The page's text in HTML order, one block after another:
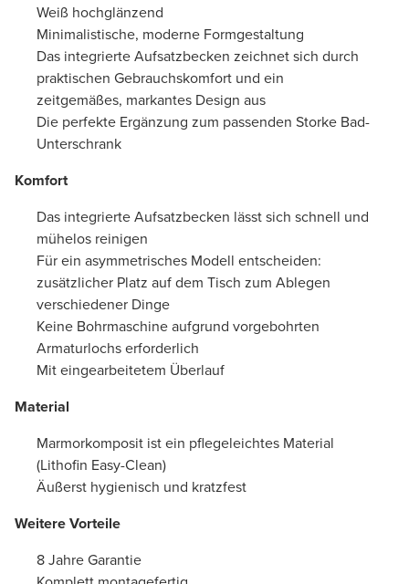
Weiß hochglänzend
Minimalistische, moderne Formgestaltung
Das integrierte Aufsatzbecken zeichnet sich durch
praktischen Gebrauchskomfort und ein
zeitgemäßes, markantes Design aus
Die perfekte Ergänzung zum passenden Storke Bad-
Unterschrank
Komfort
Das integrierte Aufsatzbecken lässt sich schnell und
mühelos reinigen
Für ein asymmetrisches Modell entscheiden:
zusätzlicher Platz auf dem Tisch zum Ablegen
verschiedener Dinge
Keine Bohrmaschine aufgrund vorgebohrten
Armaturlochs erforderlich
Mit eingearbeitetem Überlauf
Material
Marmorkomposit ist ein pflegeleichtes Material
(Lithofin Easy-Clean)
Äußerst hygienisch und kratzfest
Weitere Vorteile
8 Jahre Garantie